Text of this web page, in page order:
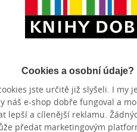
Přidat
Cookies a osobní
jste určitě již slyšeli. I my
náš e-shop dobře fungoval a
lepší a cílenější reklamu.
předat marketingovým